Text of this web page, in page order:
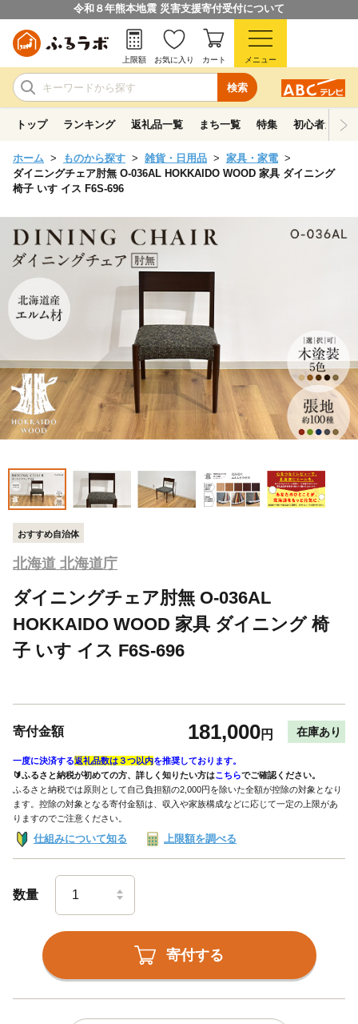
令和８年熊本地震 災害支援寄付受付について
検索
上限額 お気に入り カート メニュー
トップ ランキング 返礼品一覧 まち一覧 特集 初心者ガイド
ホーム ものから探す 雑貨・日用品
家具・家電
ダイニングチェア肘無 O-036AL HOKKAIDO WOOD 家具 ダイニング
椅子 いす イス F6S-696
おすすめ自治体
北海道 北海道庁
ダイニングチェア肘無 O-036AL
HOKKAIDO WOOD 家具 ダイニング 椅
子 いす イス F6S-696
寄付金額 181,000円 在庫あり
一度に決済する返礼品数は３つ以内を推奨しております。
🔰ふるさと納税が初めての方、詳しく知りたい方はこちらでご確認ください。
ふるさと納税では原則として自己負担額の2,000円を除いた全額が控除の対象となり
ます。控除の対象となる寄付金額は、収入や家族構成などに応じて一定の上限があ
りますのでご注意ください。
仕組みについて知る 上限額を調べる
数量
寄付する